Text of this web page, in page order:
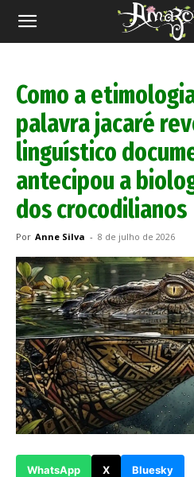
Revista
Como a
palavra jacaré
linguístico
antecipou a
dos crocodilianos
Por Anne Silva - 8 de julho de 2026
WhatsApp X Bluesky